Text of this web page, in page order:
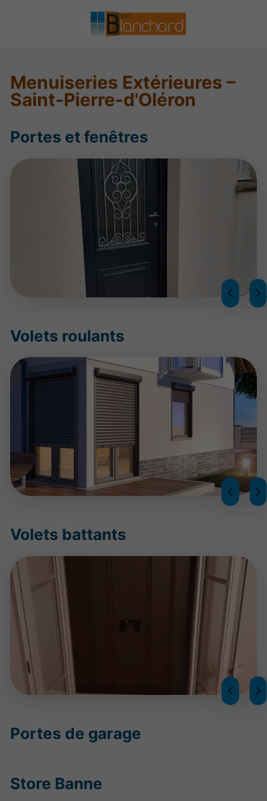
Menuiseries Extérieures –
Saint-Pierre-d'Oléron
Portes et fenêtres
Volets roulants
Volets battants
Portes de garage
Store Banne